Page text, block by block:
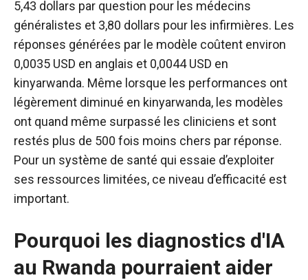
5,43 dollars par question pour les médecins
généralistes et 3,80 dollars pour les infirmières. Les
réponses générées par le modèle coûtent environ
0,0035 USD en anglais et 0,0044 USD en
kinyarwanda. Même lorsque les performances ont
légèrement diminué en kinyarwanda, les modèles
ont quand même surpassé les cliniciens et sont
restés plus de 500 fois moins chers par réponse.
Pour un système de santé qui essaie d’exploiter
ses ressources limitées, ce niveau d’efficacité est
important.
Pourquoi les diagnostics d'IA
au Rwanda pourraient aider